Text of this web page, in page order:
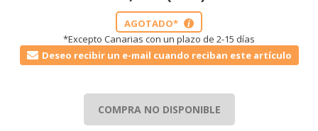
AGOTADO* i
*Excepto Canarias con un plazo de 2-15 días
Deseo recibir un e-mail cuando reciban este artículo
COMPRA NO DISPONIBLE